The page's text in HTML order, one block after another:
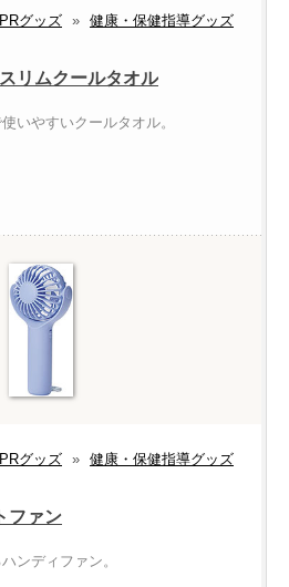
グッズ » 健康・保健指導グッズ
リムクールタオル
いやすいクールタオル。
グッズ » 健康・保健指導グッズ
ファン
ンディファン。